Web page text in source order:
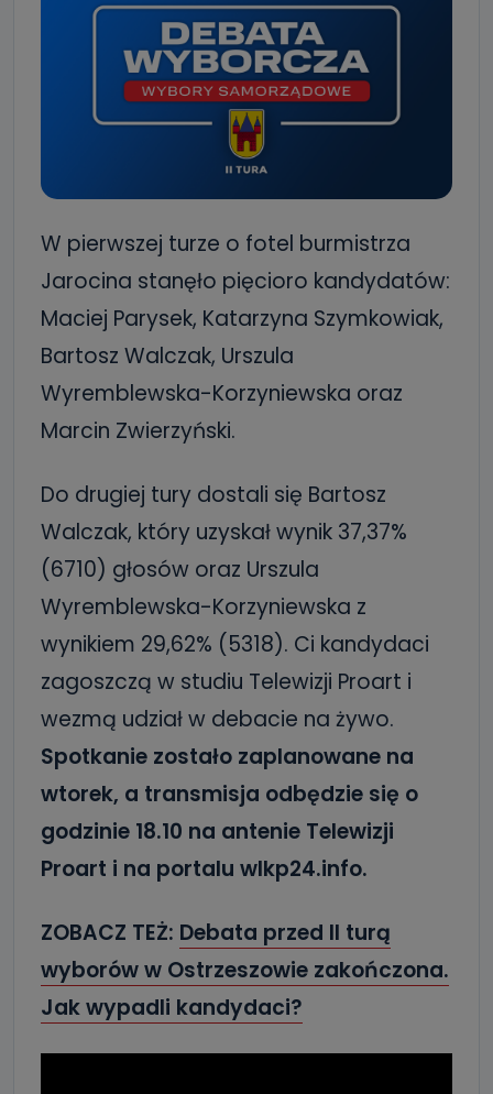
W pierwszej turze o fotel burmistrza
Jarocina stanęło pięcioro kandydatów:
Maciej Parysek, Katarzyna Szymkowiak,
Bartosz Walczak, Urszula
Wyremblewska-Korzyniewska oraz
Marcin Zwierzyński.
Do drugiej tury dostali się Bartosz
Walczak, który uzyskał wynik 37,37%
(6710) głosów oraz Urszula
Wyremblewska-Korzyniewska z
wynikiem 29,62% (5318). Ci kandydaci
zagoszczą w studiu Telewizji Proart i
wezmą udział w debacie na żywo.
Spotkanie zostało zaplanowane na
wtorek, a transmisja odbędzie się o
godzinie 18.10 na antenie Telewizji
Proart i na portalu wlkp24.info.
ZOBACZ TEŻ: Debata przed II turą
wyborów w Ostrzeszowie zakończona.
Jak wypadli kandydaci?